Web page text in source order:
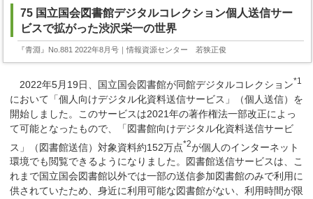
75 国立国会図書館デジタルコレクション個人送信サー
ビスで拡がった渋沢栄一の世界
『青淵』No.881 2022年8月号 ｜情報資源センター 若狭正俊
2022年5月19日、国立国会図書館が同館デジタルコレクション*1
において「個人向けデジタル化資料送信サービス」（個人送信）を
開始しました。このサービスは2021年の著作権法一部改正によっ
て可能となったもので、「図書館向けデジタル化資料送信サービ
ス」（図書館送信）対象資料約152万点*2が個人のインターネット
環境でも閲覧できるようになりました。図書館送信サービスは、こ
れまで国立国会図書館以外では一部の送信参加図書館のみで利用に
供されていたため、身近に利用可能な図書館がない、利用時間が限